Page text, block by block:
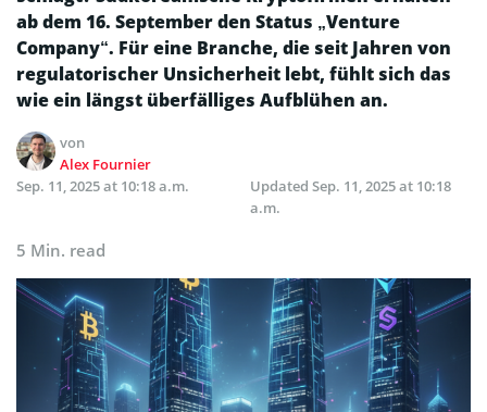
ab dem 16. September den Status „Venture
Company“. Für eine Branche, die seit Jahren von
regulatorischer Unsicherheit lebt, fühlt sich das
wie ein längst überfälliges Aufblühen an.
von
Alex Fournier
Sep. 11, 2025 at 10:18 a.m.
Updated Sep. 11, 2025 at 10:18
a.m.
5 Min. read